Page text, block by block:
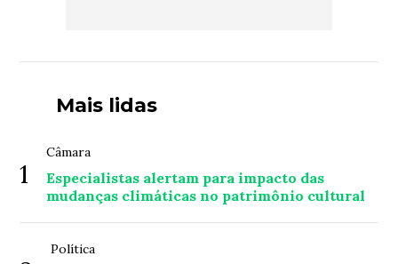
Mais lidas
1
Câmara
Especialistas alertam para impacto das
mudanças climáticas no patrimônio cultural
Política